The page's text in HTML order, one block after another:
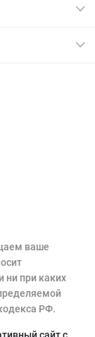
ваше
ни при каких
РФ.